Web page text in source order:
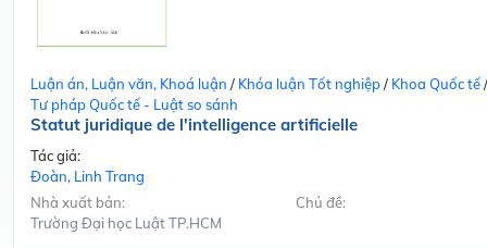
Luận án, Luận văn, Khoá luận / Khóa luận Tốt nghiệp/ Khoa Quốc tế/
Tư pháp Quốc tế - Luật so sánh
Statut juridique de l'intelligence artificielle
Tác giả:
Đoàn, Linh Trang
Nhà xuất bản:
Trường Đại học Luật TP.HCM
Chủ đề: